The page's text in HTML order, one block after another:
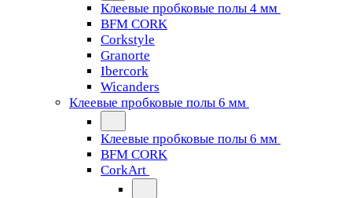
Клеевые пробковые полы 4 мм
BFM CORK
Corkstyle
Granorte
Ibercork
Wicanders
Клеевые пробковые полы 6 мм
Клеевые пробковые полы 6 мм
BFM CORK
CorkArt